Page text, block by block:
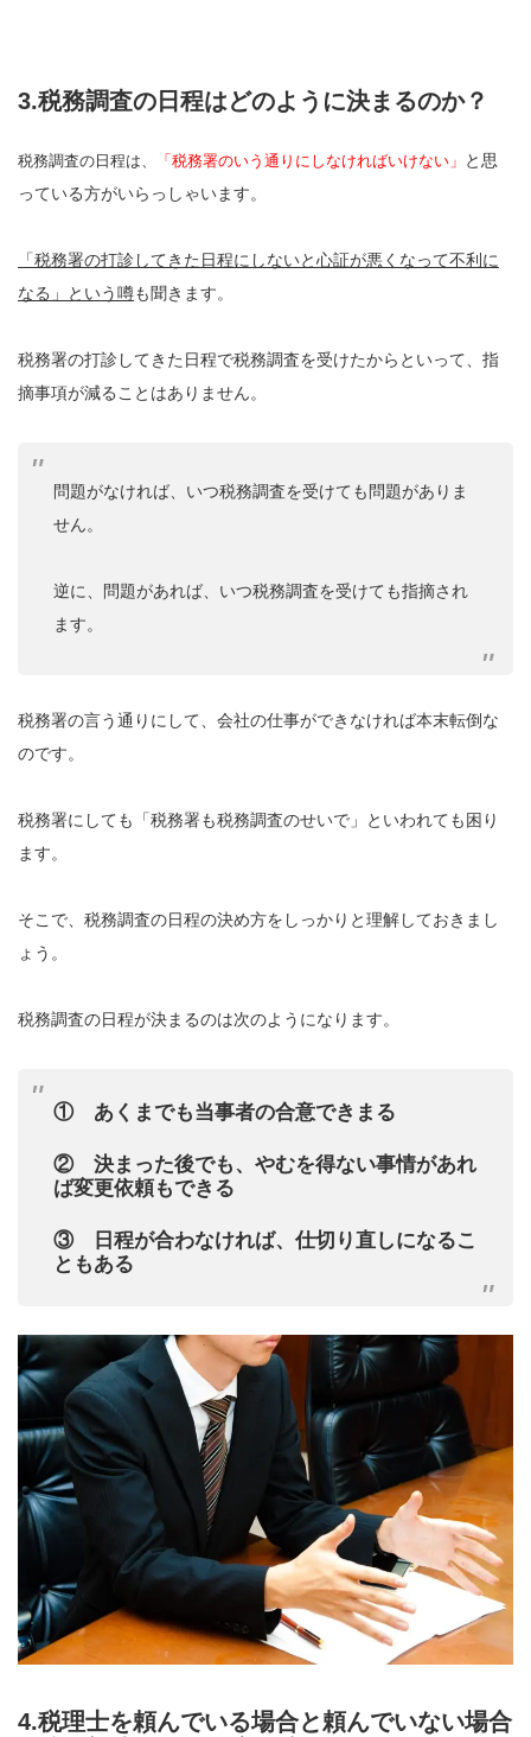
3.税務調査の日程はどのように決まるのか？
税務調査の日程は、 「税務署のいう通りにしなければいけない」 と思
っている方がいらっしゃいます。
「税務署の打診してきた日程にしないと心証が悪くなって不利に
なる」という噂も聞きます。
税務署の打診してきた日程で税務調査を受けたからといって、指
摘事項が減ることはありません。
問題がなければ、いつ税務調査を受けても問題がありま
せん。
逆に、問題があれば、いつ税務調査を受けても指摘され
ます。
税務署の言う通りにして、会社の仕事ができなければ本末転倒な
のです。
税務署にしても「税務署も税務調査のせいで」といわれても困り
ます。
そこで、税務調査の日程の決め方をしっかりと理解しておきまし
ょう。
税務調査の日程が決まるのは次のようになります。
① あくまでも当事者の合意できまる
② 決まった後でも、やむを得ない事情があれ
ば変更依頼もできる
③ 日程が合わなければ、仕切り直しになるこ
ともある
4.税理士を頼んでいる場合と頼んでいない場合